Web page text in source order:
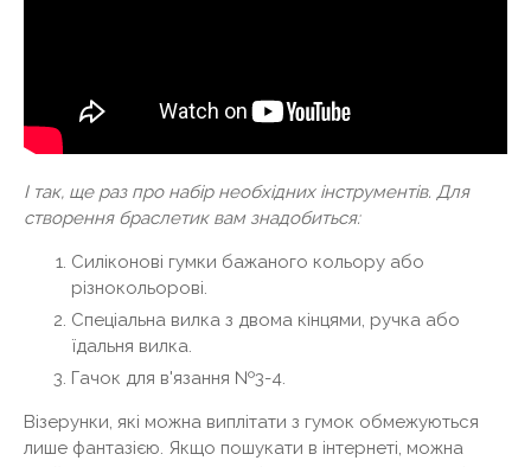
І так, ще раз про набір необхідних інструментів. Для
створення браслетик вам знадобиться:
Силіконові гумки бажаного кольору або
різнокольорові.
Спеціальна вилка з двома кінцями, ручка або
їдальня вилка.
Гачок для в'язання №3-4.
Візерунки, які можна виплітати з гумок обмежуються
лише фантазією. Якщо пошукати в інтернеті, можна